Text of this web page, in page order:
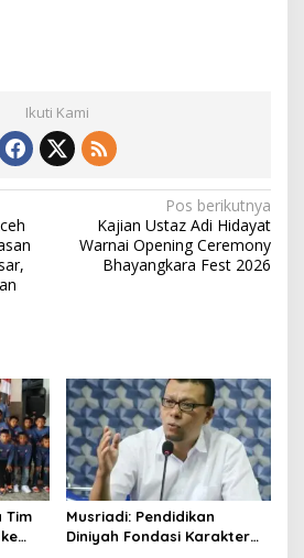
Ikuti Kami
Pos berikutnya
Kajian Ustaz Adi Hidayat
Warnai Opening Ceremony
Bhayangkara Fest 2026
Tim
Musriadi: Pendidikan
Diniyah Fondasi Karakter